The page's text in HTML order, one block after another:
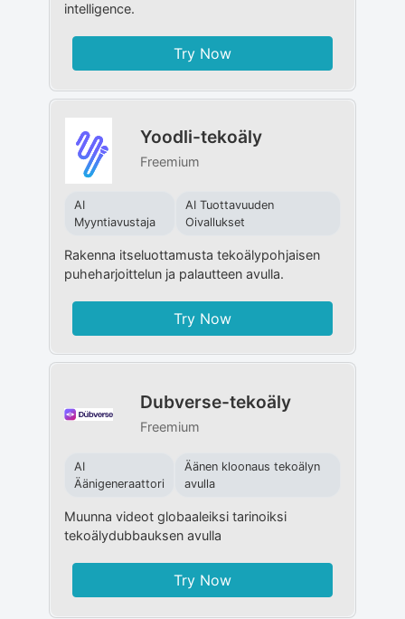
intelligence.
Try Now
Yoodli-tekoäly
Freemium
AI
Myyntiavustaja
AI Tuottavuuden
Oivallukset
Rakenna itseluottamusta tekoälypohjaisen
puheharjoittelun ja palautteen avulla.
Try Now
Dubverse-tekoäly
Freemium
AI
Äänigeneraattori
Äänen kloonaus tekoälyn
avulla
Muunna videot globaaleiksi tarinoiksi
tekoälydubbauksen avulla
Try Now